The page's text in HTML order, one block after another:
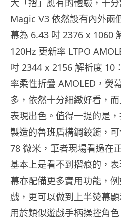
大「摺」應有的體驗，十
Magic V3 依然設有內外兩
幕為 6.43 吋 2376 x 1060
120Hz 更新率 LTPO
吋 2344 x 2156 解析度 10
率柔性折疊 AMOLED，熒
多，依然十分細緻好看，
表現出色。值得一提的是
製造的魯班盾構鋼鉸鏈，
78 微米，筆者現場看過在
基本上是看不到摺痕的，
幕亦配備更多實用功能，
戲，更可以做到上半熒幕
用於類似遊戲手柄操控角